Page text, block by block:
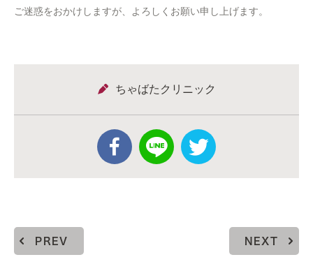
ご迷惑をおかけしますが、よろしくお願い申し上げます。
ちゃばたクリニック
PREV NEXT